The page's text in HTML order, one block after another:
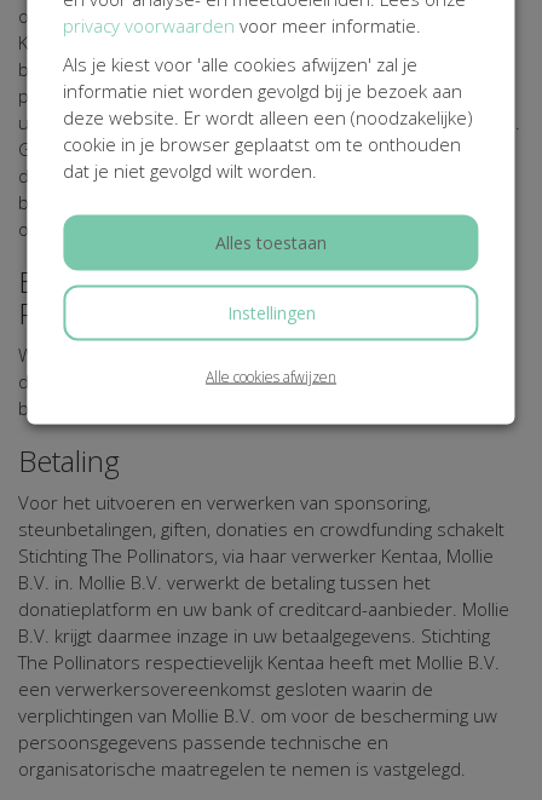
organisatorische maatregelen getroffen. Via haar verwerker
Kentaa maakt Stichting The Pollinators gebruik van een
beveiligde server die uitsluitend toegankelijk is voor
personen die daartoe bevoegd zijn. Eventuele gegevens die
u op online formulieren invult worden encrypted verzonden.
Gegevens van deelnemers, actiestarters, sponsors,
donateurs, relaties, vrijwilligers, vrienden en andere
belangstellenden worden in beveiligde systemen
opgeslagen.
Bewaartermijn van uw
Persoonsgegevens
Wij bewaren uw gegevens niet langer dan noodzakelijk is om
de in dit Privacy Statement genoemde doeleinden te
bereiken.
Betaling
Voor het uitvoeren en verwerken van sponsoring,
steunbetalingen, giften, donaties en crowdfunding schakelt
Stichting The Pollinators, via haar verwerker Kentaa, Mollie
B.V. in. Mollie B.V. verwerkt de betaling tussen het
donatieplatform en uw bank of creditcard-aanbieder. Mollie
B.V. krijgt daarmee inzage in uw betaalgegevens. Stichting
The Pollinators respectievelijk Kentaa heeft met Mollie B.V.
een verwerkersovereenkomst gesloten waarin de
verplichtingen van Mollie B.V. om voor de bescherming uw
persoonsgegevens passende technische en
organisatorische maatregelen te nemen is vastgelegd.
privacy voorwaarden voor meer informatie.
Als je kiest voor 'alle cookies afwijzen' zal je
informatie niet worden gevolgd bij je bezoek aan
deze website. Er wordt alleen een (noodzakelijke)
cookie in je browser geplaatst om te onthouden
dat je niet gevolgd wilt worden.
Alles toestaan
Instellingen
Alle cookies afwijzen